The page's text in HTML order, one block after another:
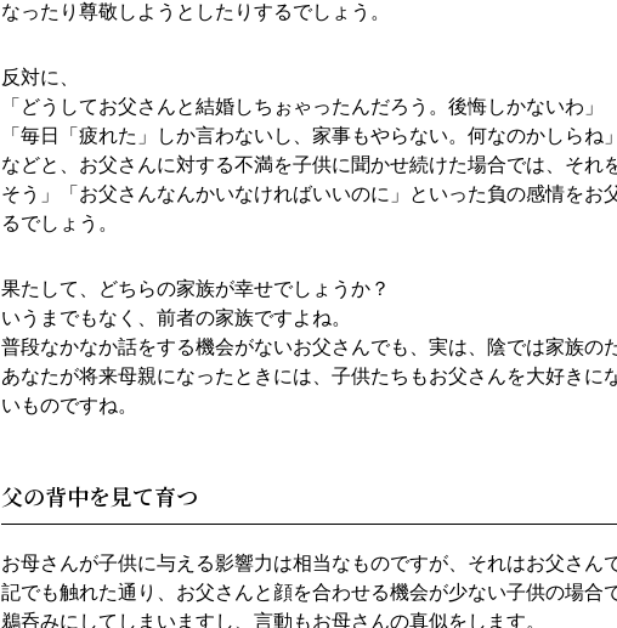
なったり尊敬しようとしたりするでしょう。
反対に、
「どうしてお父さんと結婚しちぉゃったんだろう。後悔しかないわ」
「毎日「疲れた」しか言わないし、家事もやらない。何なのかしらね」
などと、お父さんに対する不満を子供に聞かせ続けた場合では、それ
そう」「お父さんなんかいなければいいのに」といった負の感情をお
るでしょう。
果たして、どちらの家族が幸せでしょうか？
いうまでもなく、前者の家族ですよね。
普段なかなか話をする機会がないお父さんでも、実は、陰では家族の
あなたが将来母親になったときには、子供たちもお父さんを大好きに
いものですね。
父の背中を見て育つ
お母さんが子供に与える影響力は相当なものですが、それはお父さん
記でも触れた通り、お父さんと顔を合わせる機会が少ない子供の場合
鵜呑みにしてしまいますし、言動もお母さんの真似をします。